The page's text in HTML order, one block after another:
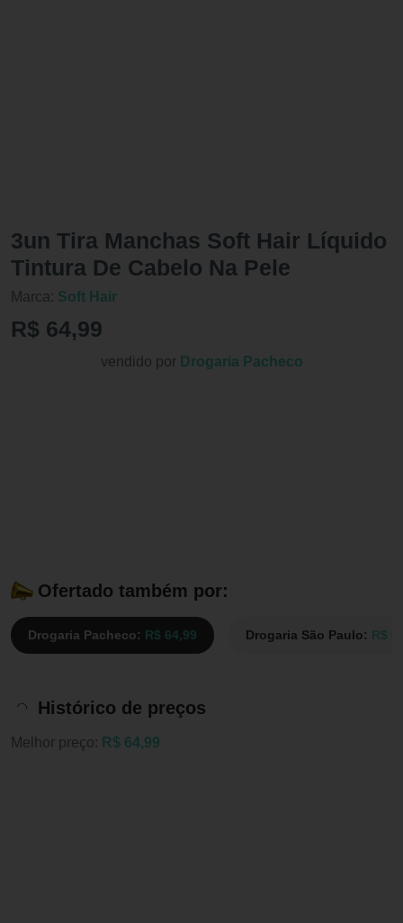
3un Tira Manchas Soft Hair Líquido
Tintura De Cabelo Na Pele
Marca: Soft Hair
R$ 64,99
vendido por Drogaria Pacheco
Ofertado também por:
Drogaria Pacheco: R$ 64,99 Drogaria São Paulo: R$
Histórico de preços
Melhor preço: R$ 64,99